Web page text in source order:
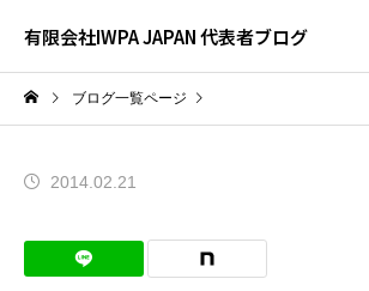
有限会社IWPA JAPAN 代表者ブログ
ブログ一覧ページ
2014.02.21